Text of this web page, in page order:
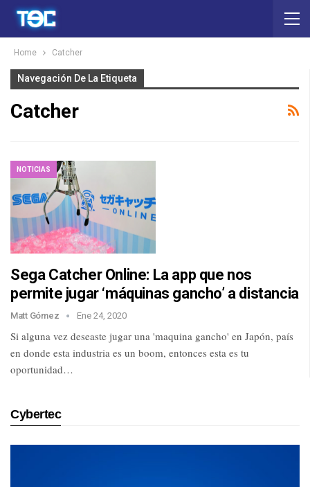
Home Catcher
Navegación De La Etiqueta
Catcher
NOTICIAS
Sega Catcher Online: La app que nos
permite jugar ‘máquinas gancho’ a distancia
Matt Gómez Ene 24, 2020
Si alguna vez deseaste jugar una 'maquina gancho' en Japón, país
en donde esta industria es un boom, entonces esta es tu
oportunidad…
Cybertec